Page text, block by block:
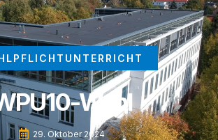
Wahl
29. Oktober 2024